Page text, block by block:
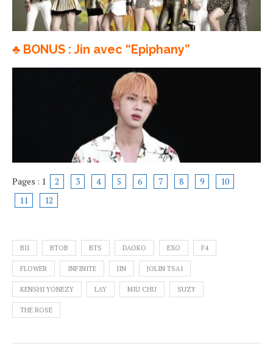
♣ BONUS : Jin avec “Epiphany”
Pages : 1 2 3 4 5 6 7 8 9
10
11
12
BII BTOB BTS DAOKO EXO F4
FLOWER INFINITE JIN JOLIN TSAI
KENSHI YONEZY LAY MIU CHU SUZY
THE ROSE